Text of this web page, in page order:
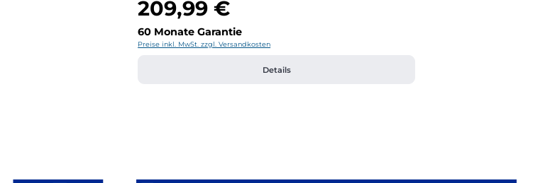
ganzen Zuhause. Hersteller-Kontakt FRITZ!
GmbHAlt-Moabit 95DE - 10559, Berlinwww.fritz.com
Regulärer Preis:
209,99 €
60 Monate Garantie
Preise inkl. MwSt. zzgl. Versandkosten
Details